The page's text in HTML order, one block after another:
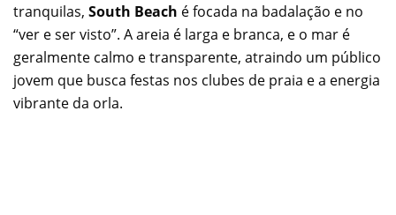
tranquilas, South Beach é focada na badalação e no
“ver e ser visto”. A areia é larga e branca, e o mar é
geralmente calmo e transparente, atraindo um público
jovem que busca festas nos clubes de praia e a energia
vibrante da orla.